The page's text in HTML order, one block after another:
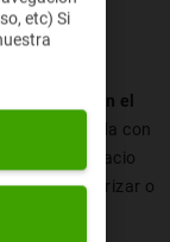
en el
relacionada con
un espacio
priorizar o
etc) Si